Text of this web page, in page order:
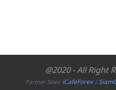
@2020 - All Right
Partner Sites:iCafeForex|